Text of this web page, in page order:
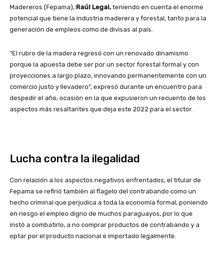
Madereros (Fepama), Raúl Legal,teniendo en cuenta el enorme
potencial que tiene la industria maderera y forestal, tanto para la
generación de empleos como de divisas al país.
“El rubro de la madera regresó con un renovado dinamismo
porque la apuesta debe ser por un sector forestal formal y con
proyecciones a largo plazo, innovando permanentemente con un
comercio justo y llevadero”, expresó durante un encuentro para
despedir el año, ocasión en la que expusieron un recuento de los
aspectos más resaltantes que deja este 2022 para el sector.
Lucha contra la ilegalidad
Con relación a los aspectos negativos enfrentados, el titular de
Fepama se refirió también al flagelo del contrabando como un
hecho criminal que perjudica a toda la economía formal, poniendo
en riesgo el empleo digno de muchos paraguayos, por lo que
instó a combatirlo, a no comprar productos de contrabando y a
optar por el producto nacional e importado legalmente.